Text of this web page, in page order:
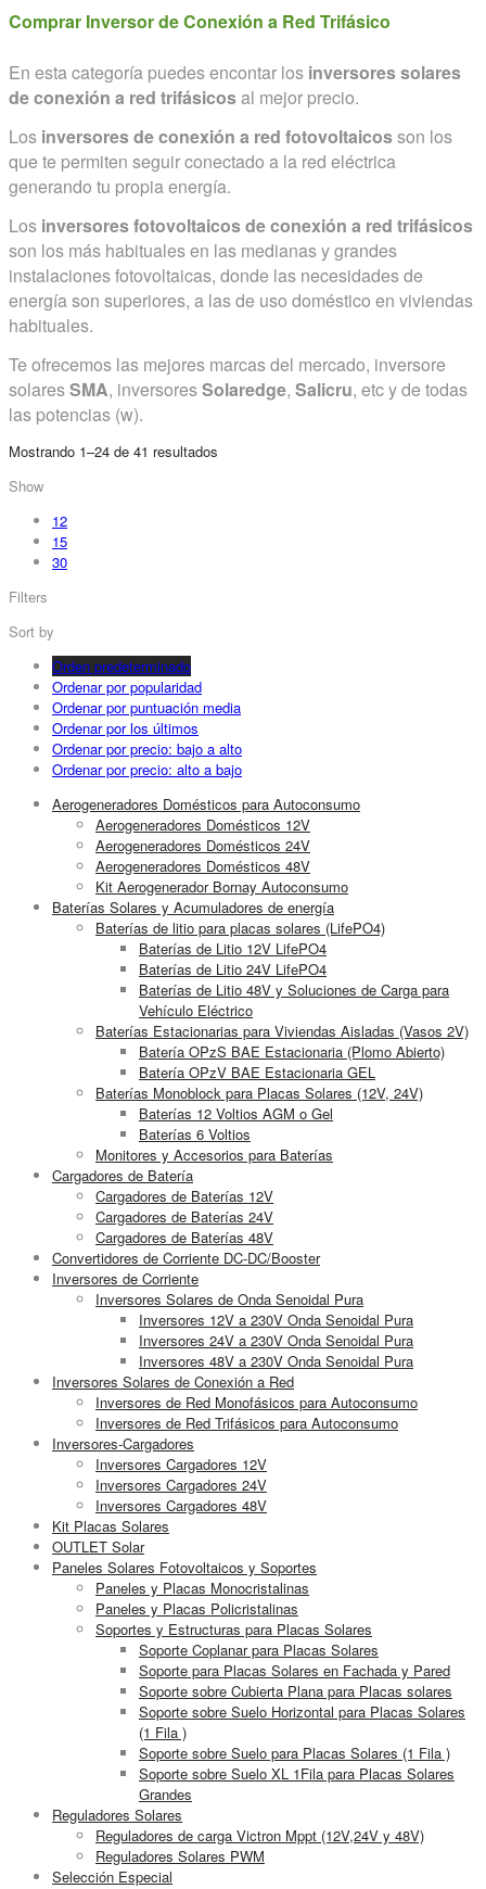
Comprar Inversor de Conexión a Red Trifásico
En esta categoría puedes encontar los inversores solares
de conexión a red trifásicosal mejor precio.
Los inversores de conexión a red fotovoltaicosson los
que te permiten seguir conectado a la red eléctrica
generando tu propia energía.
Los inversores fotovoltaicos de conexión a red trifásicos
son los más habituales en las medianas y grandes
instalaciones fotovoltaicas, donde las necesidades de
energía son superiores, a las de uso doméstico en viviendas
habituales.
Te ofrecemos las mejores marcas del mercado, inversore
solaresSMA, inversoresSolaredge, Salicru, etc y de todas
las potencias (w).
Mostrando 1–24 de 41 resultados
Show
12
15
30
Filters
Sort by
Orden predeterminado
Ordenar por popularidad
Ordenar por puntuación media
Ordenar por los últimos
Ordenar por precio: bajo a alto
Ordenar por precio: alto a bajo
Aerogeneradores Domésticos para Autoconsumo
Aerogeneradores Domésticos 12V
Aerogeneradores Domésticos 24V
Aerogeneradores Domésticos 48V
Kit Aerogenerador Bornay Autoconsumo
Baterías Solares y Acumuladores de energía
Baterías de litio para placas solares (LifePO4)
Baterías de Litio 12V LifePO4
Baterías de Litio 24V LifePO4
Baterías de Litio 48V y Soluciones de Carga para
Vehículo Eléctrico
Baterías Estacionarias para Viviendas Aisladas (Vasos 2V)
Batería OPzS BAE Estacionaria (Plomo Abierto)
Batería OPzV BAE Estacionaria GEL
Baterías Monoblock para Placas Solares (12V, 24V)
Baterías 12 Voltios AGM o Gel
Baterías 6 Voltios
Monitores y Accesorios para Baterías
Cargadores de Batería
Cargadores de Baterías 12V
Cargadores de Baterías 24V
Cargadores de Baterías 48V
Convertidores de Corriente DC-DC/Booster
Inversores de Corriente
Inversores Solares de Onda Senoidal Pura
Inversores 12V a 230V Onda Senoidal Pura
Inversores 24V a 230V Onda Senoidal Pura
Inversores 48V a 230V Onda Senoidal Pura
Inversores Solares de Conexión a Red
Inversores de Red Monofásicos para Autoconsumo
Inversores de Red Trifásicos para Autoconsumo
Inversores-Cargadores
Inversores Cargadores 12V
Inversores Cargadores 24V
Inversores Cargadores 48V
Kit Placas Solares
OUTLET Solar
Paneles Solares Fotovoltaicos y Soportes
Paneles y Placas Monocristalinas
Paneles y Placas Policristalinas
Soportes y Estructuras para Placas Solares
Soporte Coplanar para Placas Solares
Soporte para Placas Solares en Fachada y Pared
Soporte sobre Cubierta Plana para Placas solares
Soporte sobre Suelo Horizontal para Placas Solares
(1 Fila )
Soporte sobre Suelo para Placas Solares (1 Fila )
Soporte sobre Suelo XL 1Fila para Placas Solares
Grandes
Reguladores Solares
Reguladores de carga Victron Mppt (12V,24V y 48V)
Reguladores Solares PWM
Selección Especial